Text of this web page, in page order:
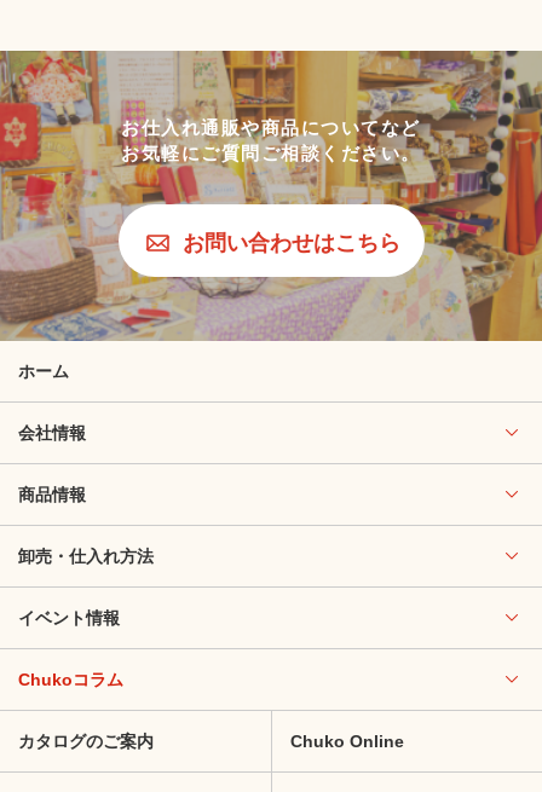
お仕入れ通販や商品についてなど
お気軽にご質問ご相談ください。
お問い合わせはこちら
ホーム
会社情報
商品情報
卸売・仕入れ方法
イベント情報
Chukoコラム
カタログのご案内 Chuko Online